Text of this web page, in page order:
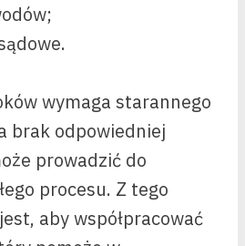
wymaga starannego
brak odpowiedniej
prowadzić do
procesu. Z tego
aby współpracować